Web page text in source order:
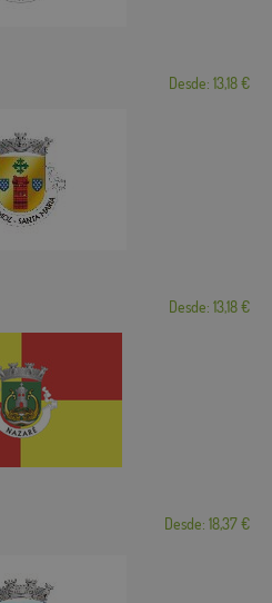
Desde: 13,18 €
Desde: 13,18 €
Desde: 18,37 €